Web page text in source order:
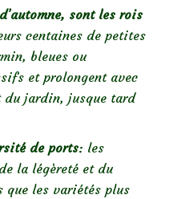
sont les rois
centaines de petites
bleues ou
et prolongent avec
du jardin, jusque tard
de ports: les
la légèreté et du
que les variétés plus